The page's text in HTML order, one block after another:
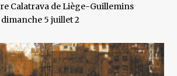
Calatrava de Liège-Guillemins
dimanche 5 juillet 2